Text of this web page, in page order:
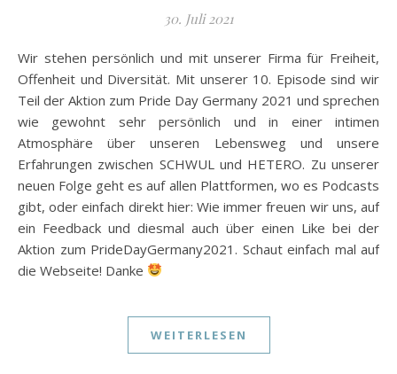
30. Juli 2021
Wir stehen persönlich und mit unserer Firma für Freiheit,
Offenheit und Diversität. Mit unserer 10. Episode sind wir
Teil der Aktion zum Pride Day Germany 2021 und sprechen
wie gewohnt sehr persönlich und in einer intimen
Atmosphäre über unseren Lebensweg und unsere
Erfahrungen zwischen SCHWUL und HETERO. Zu unserer
neuen Folge geht es auf allen Plattformen, wo es Podcasts
gibt, oder einfach direkt hier: Wie immer freuen wir uns, auf
ein Feedback und diesmal auch über einen Like bei der
Aktion zum PrideDayGermany2021. Schaut einfach mal auf
die Webseite! Danke
WEITERLESEN